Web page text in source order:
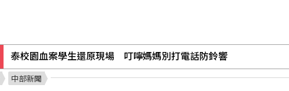
泰校園血案學生還原現場 叮嚀媽媽別打電話防鈴響
中部新聞